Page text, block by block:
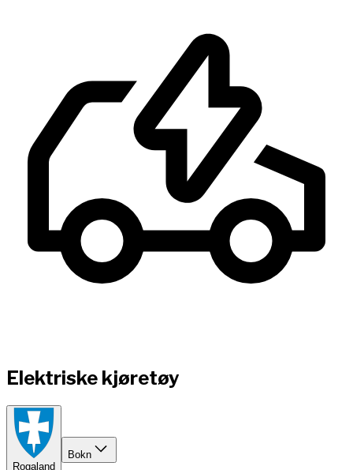
Elektriske kjøretøy
Rogaland
Bokn